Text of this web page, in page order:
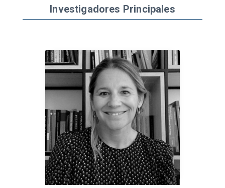
Investigadores Principales